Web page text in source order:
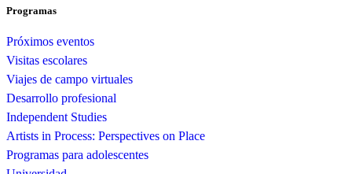
Programas
Próximos eventos
Visitas escolares
Viajes de campo virtuales
Desarrollo profesional
Independent Studies
Artists in Process: Perspectives on Place
Programas para adolescentes